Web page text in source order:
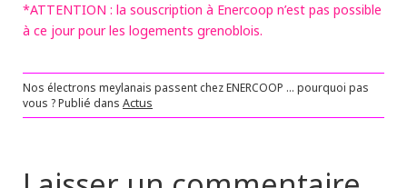
*ATTENTION : la souscription à Enercoop n’est pas possible
à ce jour pour les logements grenoblois.
Nos électrons meylanais passent chez ENERCOOP … pourquoi pas
vous ?Publié dans Actus